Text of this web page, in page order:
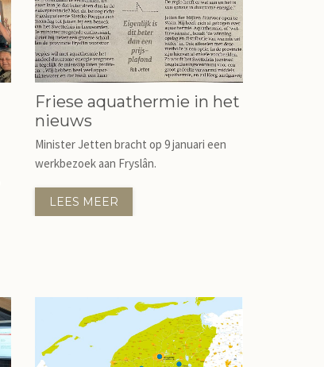
Friese aquathermie in het
nieuws
Minister Jetten bracht op 9 januari een
werkbezoek aan Fryslân.
LEES MEER